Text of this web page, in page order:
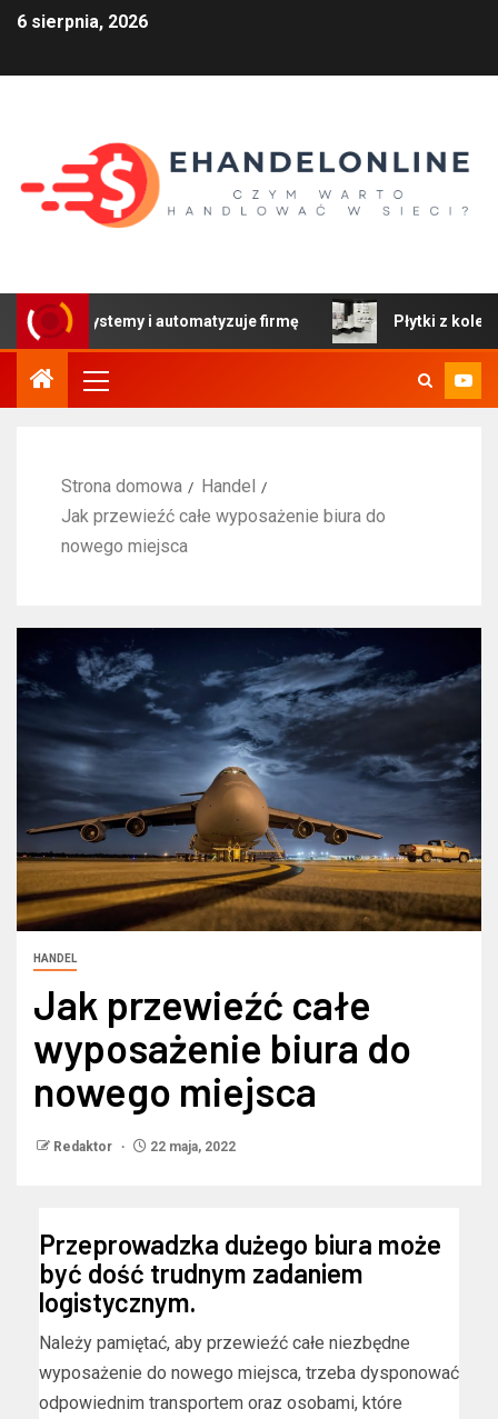
6 sierpnia, 2026
systemy i automatyzuje firmę Płytki z kolekcji
Strona domowa
Handel
Jak przewieźć całe wyposażenie biura do
nowego miejsca
HANDEL
Jak przewieźć całe
wyposażenie biura do
nowego miejsca
Redaktor 22 maja, 2022
Przeprowadzka dużego biura może
być dość trudnym zadaniem
logistycznym.
Należy pamiętać, aby przewieźć całe niezbędne
wyposażenie do nowego miejsca, trzeba dysponować
odpowiednim transportem oraz osobami, które